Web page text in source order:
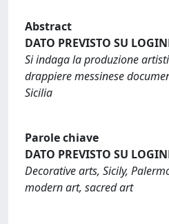
Abstract
DATO PREVISTO SU
Si indaga la produzione
drappiere messinese
Sicilia
Parole chiave
DATO PREVISTO SU
Decorative arts, Sicily,
modern art, sacred art